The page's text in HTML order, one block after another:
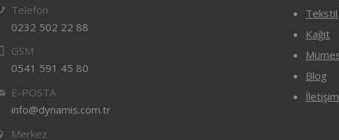
Telefon
0232 502 22 88
GSM
0541 591 45 80
E-POSTA
info@dynamis.com.tr
Merkez
Tekstil
Kağıt
Blog
İletişim